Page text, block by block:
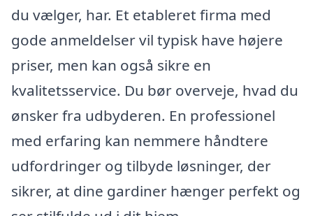
du vælger, har. Et etableret firma med
gode anmeldelser vil typisk have højere
priser, men kan også sikre en
kvalitetsservice. Du bør overveje, hvad du
ønsker fra udbyderen. En professionel
med erfaring kan nemmere håndtere
udfordringer og tilbyde løsninger, der
sikrer, at dine gardiner hænger perfekt og